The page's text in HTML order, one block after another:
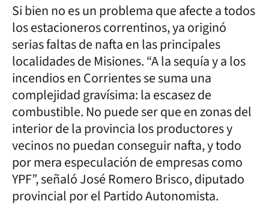
Si bien no es un problema que afecte a todos
los estacioneros correntinos, ya originó
serias faltas de nafta en las principales
localidades de Misiones. “A la sequía y a los
incendios en Corrientes se suma una
complejidad gravísima: la escasez de
combustible. No puede ser que en zonas del
interior de la provincia los productores y
vecinos no puedan conseguir nafta, y todo
por mera especulación de empresas como
YPF”, señaló José Romero Brisco, diputado
provincial por el Partido Autonomista.